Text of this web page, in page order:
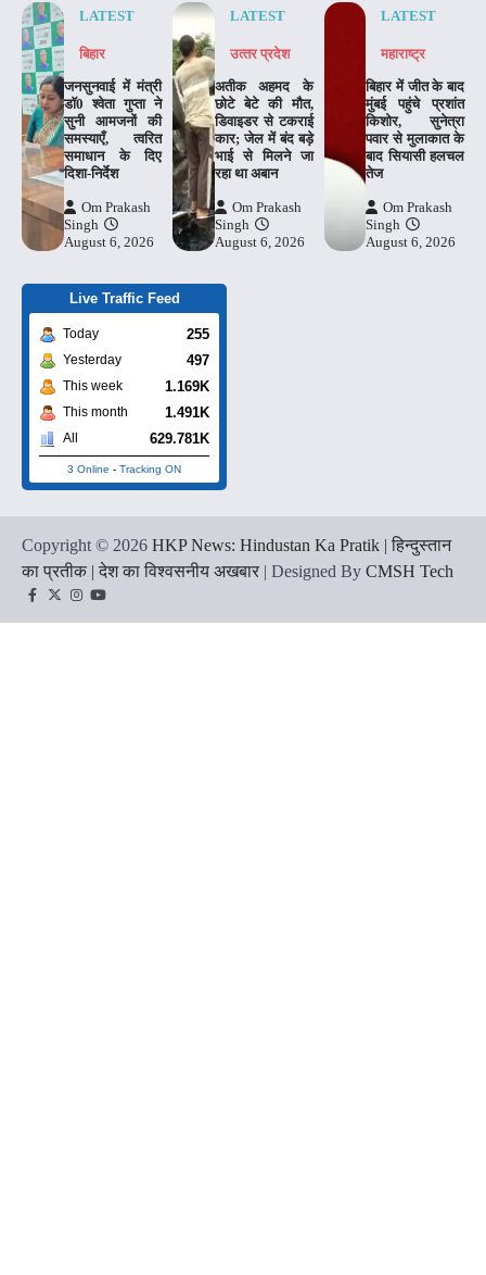
LATEST
बिहार
जनसुनवाई में मंत्री
डाॅ0 श्वेता गुप्ता ने
सुनी आमजनों की
समस्याएँ, त्वरित
समाधान के दिए
दिशा-निर्देश
Om Prakash
Singh
August 6, 2026
LATEST
उत्‍तर प्रदेश
अतीक अहमद के
छोटे बेटे की मौत,
डिवाइडर से टकराई
कार; जेल में बंद बड़े
भाई से मिलने जा
रहा था अबान
Om Prakash
Singh
August 6, 2026
LATEST
महाराष्‍ट्र
बिहार में जीत के बाद
मुंबई पहुंचे प्रशांत
किशोर, सुनेत्रा
पवार से मुलाकात के
बाद सियासी हलचल
तेज
Om Prakash
Singh
August 6, 2026
Live Traffic Feed
Today 255
Yesterday 497
This week 1.169K
This month 1.491K
All 629.781K
3 Online - Tracking ON
Copyright © 2026 HKP News: Hindustan Ka Pratik | हिन्दुस्तान
का प्रतीक | देश का विश्वसनीय अखबार | Designed By CMSH Tech
Facebook
TwitterInstagram
YouTube